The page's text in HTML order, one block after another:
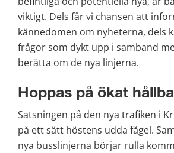
viktigt. Dels får vi chansen att
kännedomen om nyheterna, dels
frågor som dykt upp i samband
berätta om de nya linjerna.
Hoppas på ökat
Satsningen på den nya trafiken i
på ett sätt höstens udda fågel.
nya busslinjerna börjar rulla